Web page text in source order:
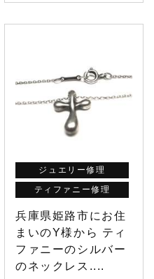
ジュエリー修理
ティファニー修理
兵庫県姫路市にお住
まいのY様から ティ
ファニーのシルバー
のネックレス....